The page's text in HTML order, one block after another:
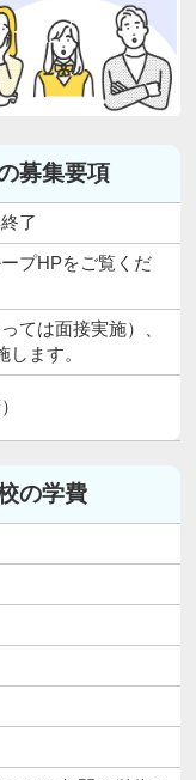
募集要項
了
プHPをご覧くだ
ては面接実施）、
ます。
の学費